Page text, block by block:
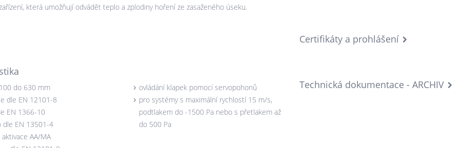
která umožňují odvádět teplo a zplodiny hoření ze zasaženého úseku.
do 630 mm
dle EN 12101-8
EN 1366-10
dle EN 13501-4
AA/MA
ovládání klapek pomocí servopohonů
pro systémy s maximální rychlostí 15 m/s,
podtlakem do -1500 Pa nebo s přetlakem až
do 500 Pa
Certifikáty a prohlášení
Technická dokumentace - ARCHIV